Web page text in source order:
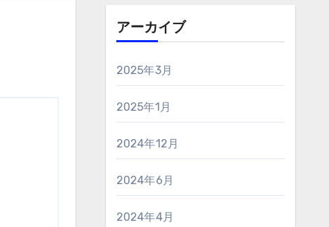
アーカイブ
2025年3月
2025年1月
2024年12月
2024年6月
2024年4月